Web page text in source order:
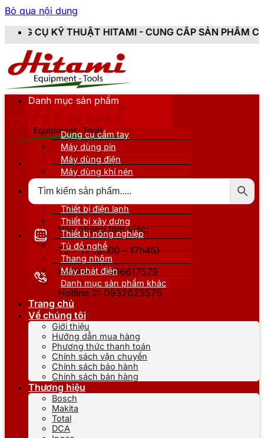
Bỏ qua nội dung
HITAMI - CUNG CẤP SẢN PHẨM CHÍNH HÃNG,
Văn phòng làm việc:
T2 - T7 (8h00 - 17h45)
Hotline 1: 0866617579
Hotline 2: 0932623575
Danh mục sản phẩm
Dụng cụ cầm tay
Máy dùng pin
Máy dùng điện
Máy dùng khí nén
Thiết bị nâng đỡ
Thiết bị điện lạnh
Thiết bị xây dựng
Thiết bị nông nghiệp
Tủ đồ nghề
Thang nhôm
Máy phát điện
Danh mục sản phẩm khác
Trang chủ
Về chúng tôi
Giới thiệu
Hướng dẫn mua hàng
Phương thức thanh toán
Chính sách vận chuyển
Chính sách bảo hành
Chính sách bán hàng
Thương hiệu
Bosch
Makita
Total
DCA